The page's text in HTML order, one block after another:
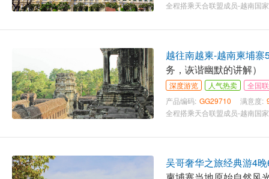
越往南越柬-越南柬埔寨
务，诙谐幽默的讲解）
深度游览 人气热卖
全国
产品编码: GG29710 满意度:
吴哥奢华之旅经典游4